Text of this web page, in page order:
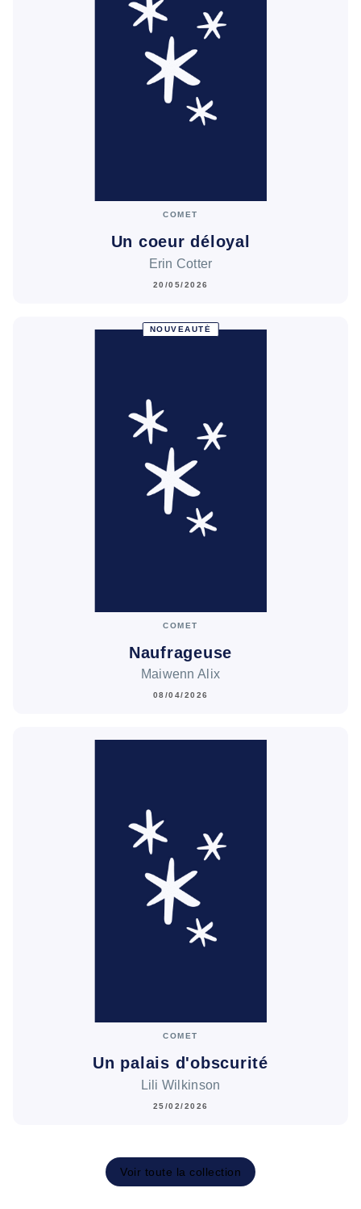
COMET
Un coeur déloyal
Erin Cotter
20/05/2026
NOUVEAUTÉ
COMET
Naufrageuse
Maiwenn Alix
08/04/2026
COMET
Un palais d'obscurité
Lili Wilkinson
25/02/2026
Voir toute la collection